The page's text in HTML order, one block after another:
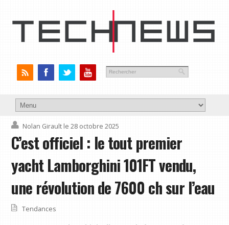
Nolan Girault le 28 octobre 2025
C’est officiel : le tout premier
yacht Lamborghini 101FT vendu,
une révolution de 7600 ch sur l’eau
Tendances